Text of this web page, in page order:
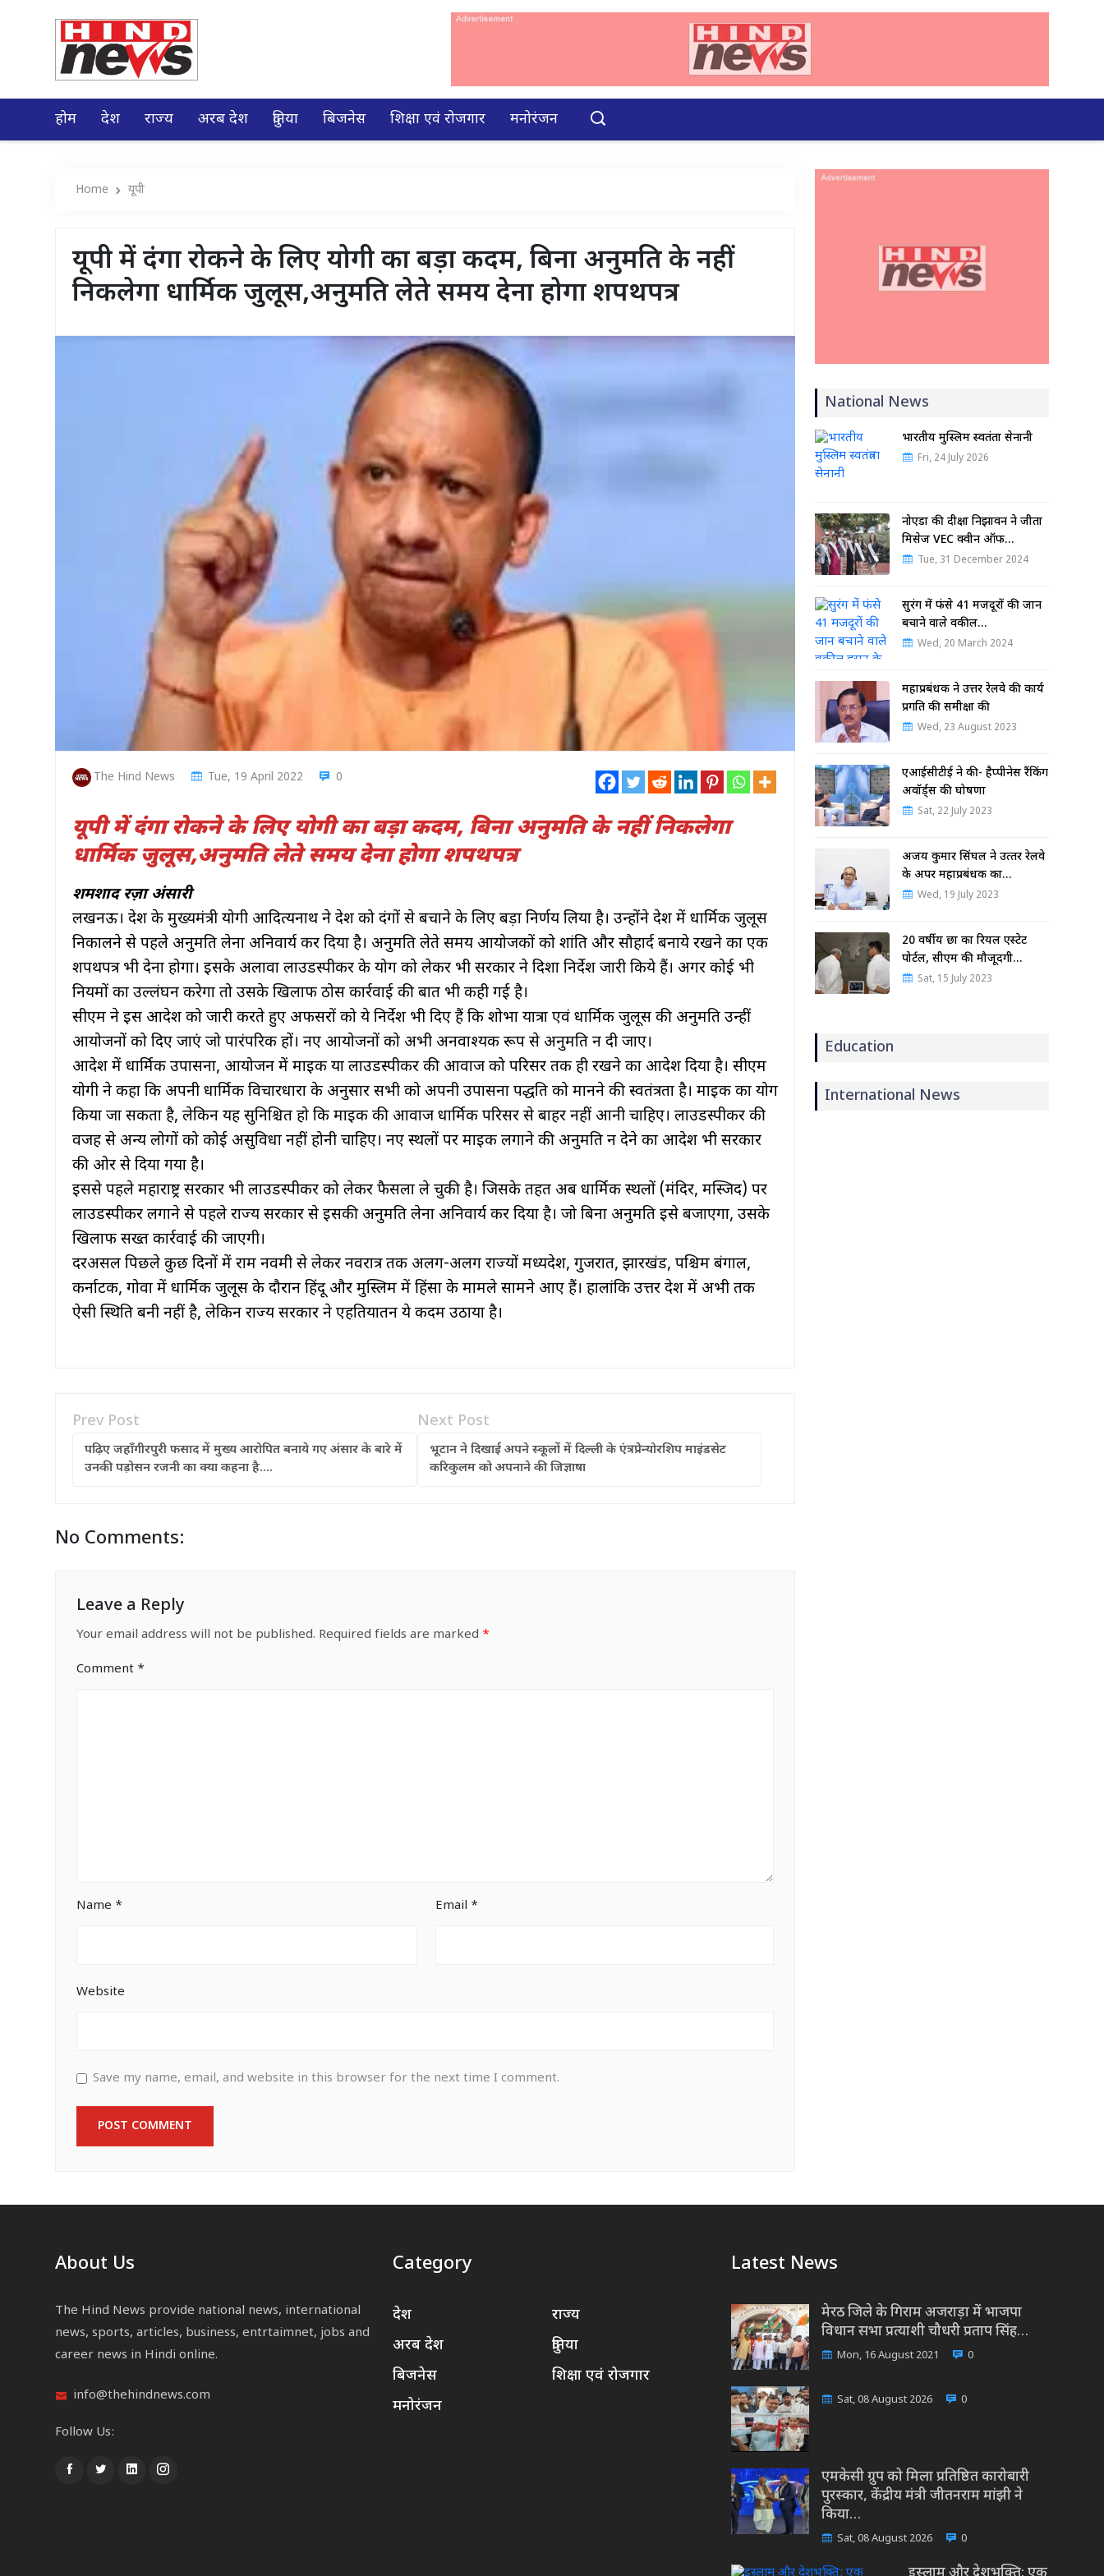
होम देश राज्य अरब देश दुनिया बिजनेस शिक्षा एवं रोजगार मनोरंजन
Home यूपी
यूपी में दंगा रोकने के लिए योगी का बड़ा कदम, बिना अनुमति के नहीं
निकलेगा धार्मिक जुलूस,अनुमति लेते समय देना होगा शपथपत्र
The Hind News Tue, 19 April 2022 0
यूपी में दंगा रोकने के लिए योगी का बड़ा कदम, बिना अनुमति के नहीं निकलेगा
धार्मिक जुलूस,अनुमति लेते समय देना होगा शपथपत्र
शमशाद रज़ा अंसारी
लखनऊ। प्रदेश के मुख्यमंत्री योगी आदित्यनाथ ने प्रदेश को दंगों से बचाने के लिए बड़ा निर्णय लिया है। उन्होंने प्रदेश में धार्मिक जुलूस
निकालने से पहले अनुमति लेना अनिवार्य कर दिया है। अनुमति लेते समय आयोजकों को शांति और सौहार्द बनाये रखने का एक
शपथपत्र भी देना होगा। इसके अलावा लाउडस्पीकर के प्रयोग को लेकर भी सरकार ने दिशा निर्देश जारी किये हैं। अगर कोई भी
नियमों का उल्लंघन करेगा तो उसके खिलाफ ठोस कार्रवाई की बात भी कही गई है।
सीएम ने इस आदेश को जारी करते हुए अफसरों को ये निर्देश भी दिए हैं कि शोभा यात्रा एवं धार्मिक जुलूस की अनुमति उन्हीं
आयोजनों को दिए जाएं जो पारंपरिक हों। नए आयोजनों को अभी अनवाश्यक रूप से अनुमति न दी जाए।
आदेश में धार्मिक उपासना, आयोजन में माइक या लाउडस्पीकर की आवाज को परिसर तक ही रखने का आदेश दिया है। सीएम
योगी ने कहा कि अपनी धार्मिक विचारधारा के अनुसार सभी को अपनी उपासना पद्धति को मानने की स्वतंत्रता है। माइक का प्रयोग
किया जा सकता है, लेकिन यह सुनिश्चित हो कि माइक की आवाज धार्मिक परिसर से बाहर नहीं आनी चाहिए। लाउडस्पीकर की
वजह से अन्य लोगों को कोई असुविधा नहीं होनी चाहिए। नए स्थलों पर माइक लगाने की अनुमति न देने का आदेश भी सरकार
की ओर से दिया गया है।
इससे पहले महाराष्ट्र सरकार भी लाउडस्पीकर को लेकर फैसला ले चुकी है। जिसके तहत अब धार्मिक स्थलों (मंदिर, मस्जिद) पर
लाउडस्पीकर लगाने से पहले राज्य सरकार से इसकी अनुमति लेना अनिवार्य कर दिया है। जो बिना अनुमति इसे बजाएगा, उसके
खिलाफ सख्त कार्रवाई की जाएगी।
दरअसल पिछले कुछ दिनों में राम नवमी से लेकर नवरात्र तक अलग-अलग राज्यों मध्यप्रदेश, गुजरात, झारखंड, पश्चिम बंगाल,
कर्नाटक, गोवा में धार्मिक जुलूस के दौरान हिंदू और मुस्लिम में हिंसा के मामले सामने आए हैं। हालांकि उत्तर प्रदेश में अभी तक
ऐसी स्थिति बनी नहीं है, लेकिन राज्य सरकार ने एहतियातन ये कदम उठाया है।
Prev Post
पढ़िए जहाँगीरपुरी फसाद में मुख्य आरोपित बनाये गए अंसार के बारे में
उनकी पड़ोसन रजनी का क्या कहना है….
Next Post
भूटान ने दिखाई अपने स्कूलों में दिल्ली के एंत्रप्रेन्योरशिप माइंडसेट
करिकुलम को अपनाने की जिज्ञाषा
No Comments:
Leave a Reply
Your email address will not be published. Required fields are marked *
Comment *
Name * Email *
Website
Save my name, email, and website in this browser for the next time I comment.
National News
भारतीय मुस्लिम स्वतंत्रता सेनानी
Fri, 24 July 2026
नोएडा की दीक्षा निझावन ने जीता
मिसेज VEC क्वीन ऑफ…
Tue, 31 December 2024
सुरंग में फंसे 41 मजदूरों की जान
बचाने वाले वकील…
Wed, 20 March 2024
महाप्रबंधक ने उत्तर रेलवे की कार्य
प्रगति की समीक्षा की
Wed, 23 August 2023
एआईसीटीई ने की- हैप्पीनेस रैंकिंग
अवॉर्ड्स की घोषणा
Sat, 22 July 2023
अजय कुमार सिंघल ने उत्‍तर रेलवे
के अपर महाप्रबंधक का…
Wed, 19 July 2023
20 वर्षीय छात्र का रियल एस्टेट
पोर्टल, सीएम की मौजूदगी…
Sat, 15 July 2023
Education
International News
About Us
The Hind News provide national news, international
news, sports, articles, business, entrtaimnet, jobs and
career news in Hindi online.
info@thehindnews.com
Follow Us:
Category
देश
राज्य
अरब देश
दुनिया
बिजनेस
शिक्षा एवं रोजगार
मनोरंजन
Latest News
मेरठ जिले के गिराम अजराड़ा में भाजपा
विधान सभा प्रत्याशी चौधरी प्रताप सिंह…
Mon, 16 August 2021 0
Sat, 08 August 2026 0
एमकेसी ग्रुप को मिला प्रतिष्ठित कारोबारी
पुरस्कार, केंद्रीय मंत्री जीतनराम मांझी ने
किया…
Sat, 08 August 2026 0